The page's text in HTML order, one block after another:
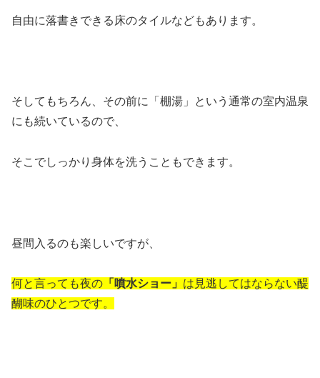
自由に落書きできる床のタイルなどもあります。
そしてもちろん、その前に「棚湯」という通常の室内温泉
にも続いているので、
そこでしっかり身体を洗うこともできます。
昼間入るのも楽しいですが、
何と言っても夜の 「噴水ショー」 は見逃してはならない醍
醐味のひとつです。